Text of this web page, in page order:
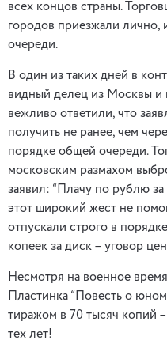
всех концов страны.
городов приезжали лично,
очереди.
В один из таких дней в
видный делец из Москвы и
вежливо ответили, что
получить не ранее, чем
порядке общей очереди.
московским размахом
заявил: “Плачу по рублю за
этот широкий жест не
отпускали строго в
копеек за диск – уговор
Несмотря на военное
Пластинка “Повесть о
тиражом в 70 тысяч копий
тех лет!